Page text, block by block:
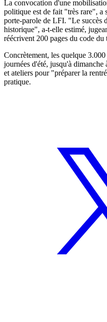
La convocation d'une
politique est de fait "très rare", a
porte-parole de LFI. "Le succès
historique", a-t-elle estimé,
réécrivent 200 pages du code du
Concrètement, les quelque
journées d'été, jusqu'à dimanche
et ateliers pour "préparer la
pratique.